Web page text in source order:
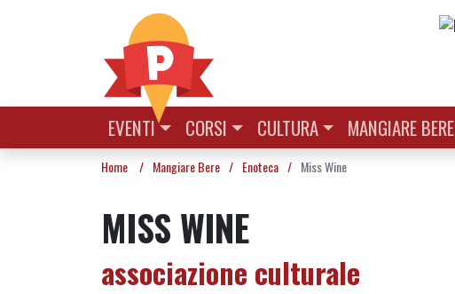
EVENTI CORSI CULTURA MANGIARE BERE
Home / Mangiare Bere / Enoteca / Miss Wine
MISS WINE
associazione culturale